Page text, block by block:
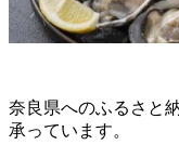
奈良県へのふるさと
承っています。